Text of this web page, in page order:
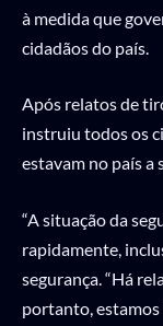
à medida que
cidadãos do país.
Após relatos de
instruiu todos os
estavam no país a
“A situação da
rapidamente,
segurança. “Há
portanto,